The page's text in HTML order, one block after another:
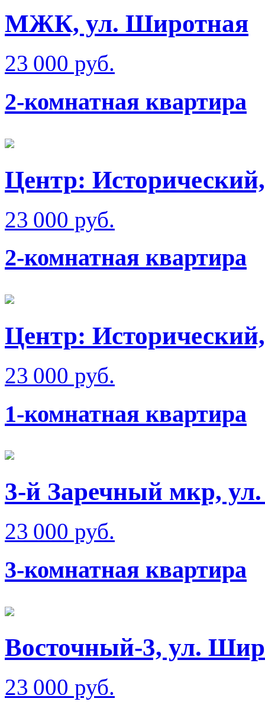
МЖК, ул. Широтная
23 000 руб.
2-комнатная квартира
Центр:
23 000 руб.
2-комнатная квартира
Центр:
23 000 руб.
1-комнатная квартира
3-й Заречный мкр,
23 000 руб.
3-комнатная квартира
Восточный-3, ул.
23 000 руб.